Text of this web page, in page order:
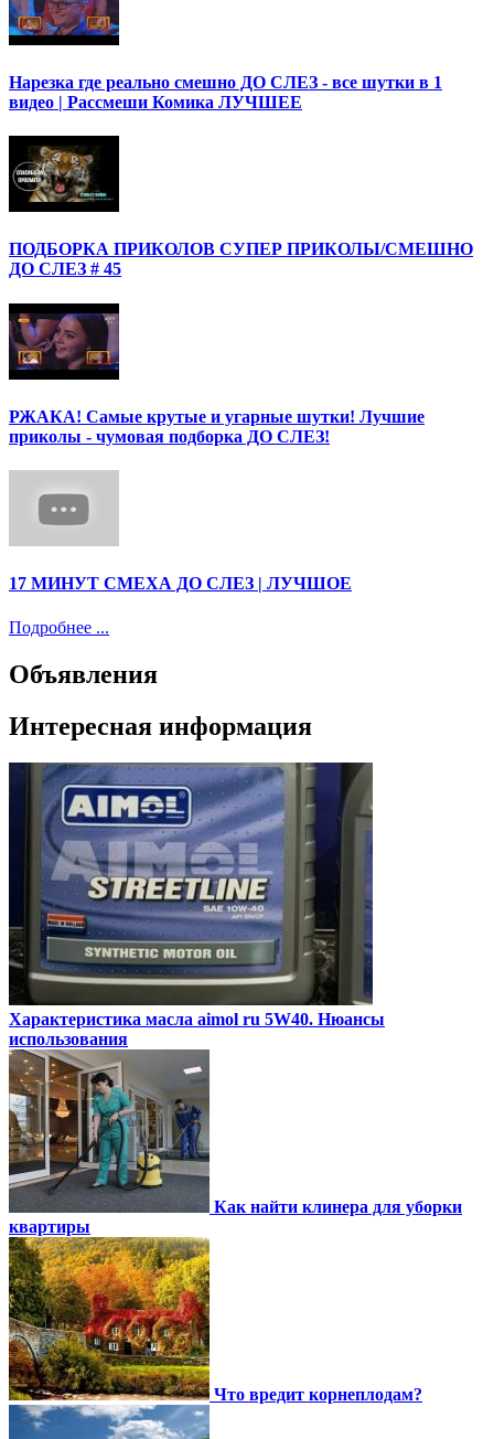
Нарезка где реально смешно ДО СЛЕЗ - все шутки в 1
видео | Рассмеши Комика ЛУЧШЕЕ
ПОДБОРКА ПРИКОЛОВ СУПЕР ПРИКОЛЫ/СМЕШНО
ДО СЛЕЗ # 45
РЖАКА! Самые крутые и угарные шутки! Лучшие
приколы - чумовая подборка ДО СЛЕЗ!
17 МИНУТ СМЕХА ДО СЛЕЗ | ЛУЧШОЕ
Подробнее ...
Объявления
Интересная информация
Характеристика масла aimol ru 5W40. Нюансы
использования
Как найти клинера для уборки
квартиры
Что вредит корнеплодам?